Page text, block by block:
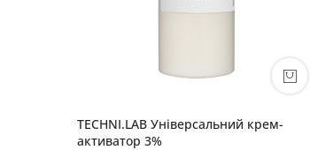
TECHNI.LAB Універсальний крем-
активатор 3%